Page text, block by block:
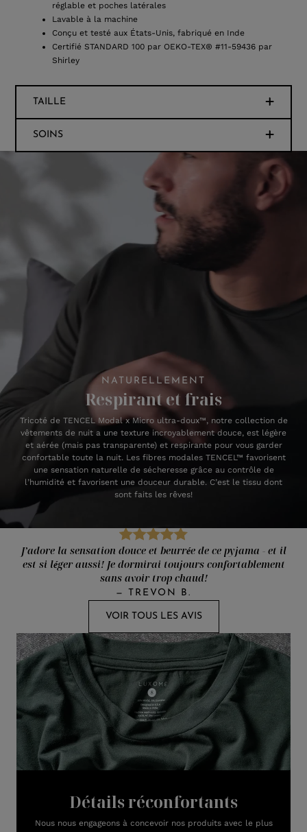
réglable et poches latérales
Lavable à la machine
Conçu et testé aux États-Unis, fabriqué en Inde
Certifié STANDARD 100 par OEKO-TEX® #11-59436 par
Shirley
TAILLE
SOINS
NATURELLEMENT
Respirant et frais
Tricoté de TENCEL Modal x Micro ultra-doux™, notre collection de
vêtements de nuit a une texture incroyablement douce, est légère
et aérée (mais pas transparente) et respirante pour vous garder
confortable toute la nuit. Les fibres modales TENCEL™ favorisent
une sensation naturelle de sécheresse grâce au contrôle de
l’humidité et favorisent une douceur durable. C’est le tissu dont
sont faits les rêves!
J’adore la sensation douce et beurrée de ce pyjama - et il
est si léger aussi! Je dormirai toujours confortablement
sans avoir trop chaud!
— TREVON B.
VOIR TOUS LES AVIS
Détails réconfortants
Nous nous engageons à concevoir nos produits avec le plus